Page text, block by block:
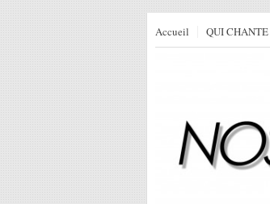
Accueil QUI CHANTE